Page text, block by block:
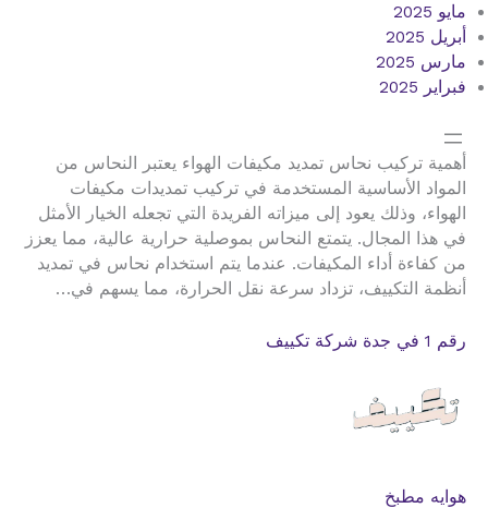
مايو 2025
أبريل 2025
مارس 2025
فبراير 2025
أهمية تركيب نحاس تمديد مكيفات الهواء يعتبر النحاس من
المواد الأساسية المستخدمة في تركيب تمديدات مكيفات
الهواء، وذلك يعود إلى ميزاته الفريدة التي تجعله الخيار الأمثل
في هذا المجال. يتمتع النحاس بموصلية حرارية عالية، مما يعزز
من كفاءة أداء المكيفات. عندما يتم استخدام نحاس في تمديد
أنظمة التكييف، تزداد سرعة نقل الحرارة، مما يسهم في…
رقم 1 في جدة شركة تكييف
هوايه مطبخ